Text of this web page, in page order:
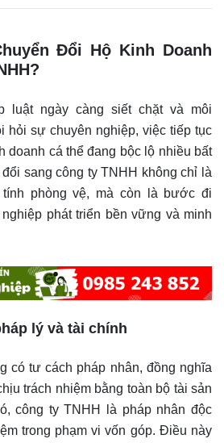
Đổi Hộ Kinh Doanh
luật ngày càng siết chặt và môi
hỏi sự chuyên nghiệp, việc tiếp tục
doanh cá thể đang bộc lộ nhiều bất
sang công ty TNHH không chỉ là
tính phòng vệ, mà còn là bước đi
phát triển bền vững và minh
lý và tài chính
có tư cách pháp nhân, đồng nghĩa
trách nhiệm bằng toàn bộ tài sản
công ty TNHH là pháp nhân độc
trong phạm vi vốn góp. Điều này